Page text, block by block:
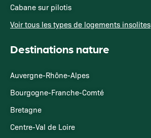
Cabane sur pilotis
Voir tous les types de logements insolites
Destinations nature
Auvergne-Rhône-Alpes
Bourgogne-Franche-Comté
Bretagne
Centre-Val de Loire